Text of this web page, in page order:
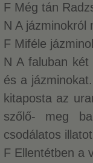
F Még tán
N A jázminokról
F Miféle
N A faluban
és a
kitaposta az
szőlő- meg
csodálatos
F Ellentétben a